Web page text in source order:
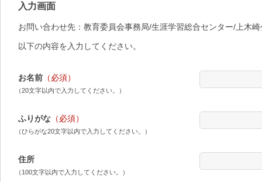
入力画面
お問い合わせ先：教育委員会事務局/生涯学習総合センター/上木
以下の内容を入力してください。
お名前 （必須）
（20文字以内で入力してください。）
ふりがな （必須）
（ひらがな20文字以内で入力してください。）
住所
（100文字以内で入力してください。）